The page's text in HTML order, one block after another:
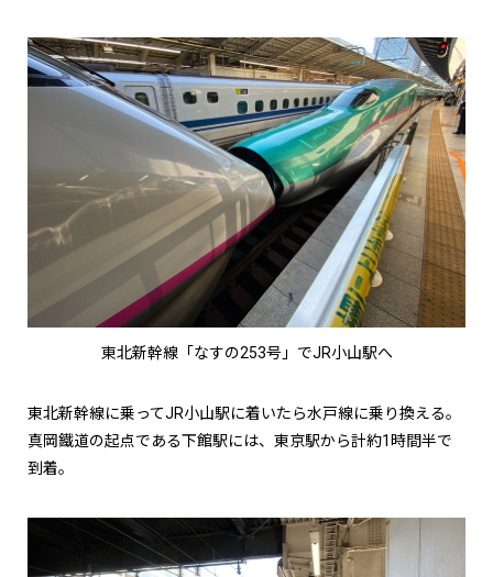
東北新幹線「なすの253号」でJR小山駅へ
東北新幹線に乗ってJR小山駅に着いたら水戸線に乗り換える。
真岡鐵道の起点である下館駅には、東京駅から計約1時間半で
到着。